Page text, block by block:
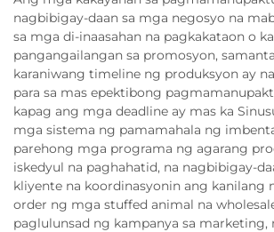
nagbibigay-daan sa mga negosyo na
sa mga di-inaasahan na pagkakataon o
pangangailangan sa promosyon,
karaniwang timeline ng produksyon ay
para sa mas epektibong
kapag ang mga deadline ay mas ka
mga sistema ng pamamahala ng
parehong mga programa ng agarang
iskedyul na paghahatid, na nagbibigay-
kliyente na koordinasyonin ang kanilang
order ng mga stuffed animal na
paglulunsad ng kampanya sa marketing,